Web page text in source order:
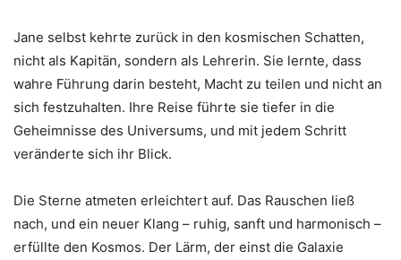
Jane selbst kehrte zurück in den kosmischen Schatten,
nicht als Kapitän, sondern als Lehrerin. Sie lernte, dass
wahre Führung darin besteht, Macht zu teilen und nicht an
sich festzuhalten. Ihre Reise führte sie tiefer in die
Geheimnisse des Universums, und mit jedem Schritt
veränderte sich ihr Blick.
Die Sterne atmeten erleichtert auf. Das Rauschen ließ
nach, und ein neuer Klang – ruhig, sanft und harmonisch –
erfüllte den Kosmos. Der Lärm, der einst die Galaxie